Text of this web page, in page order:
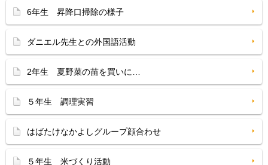
6年生 昇降口掃除の様子
ダニエル先生との外国語活動
2年生 夏野菜の苗を買いに…
５年生 調理実習
はばたけなかよしグループ顔合わせ
５年生 米づくり活動